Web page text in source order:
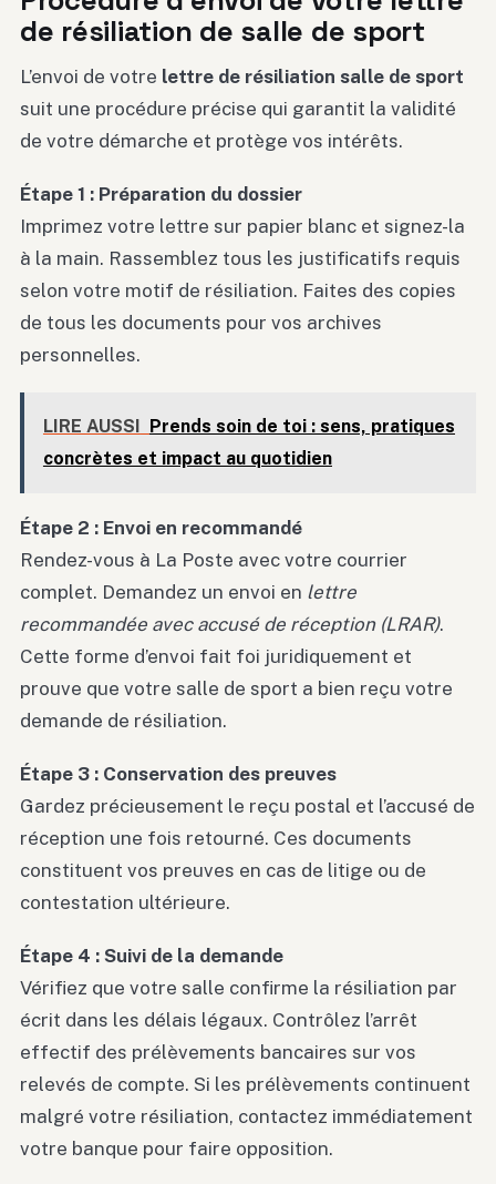
de résiliation de salle de sport
L’envoi de votre lettre de résiliation salle de sport
suit une procédure précise qui garantit la validité
de votre démarche et protège vos intérêts.
Étape 1 : Préparation du dossier
Imprimez votre lettre sur papier blanc et signez-la
à la main. Rassemblez tous les justificatifs requis
selon votre motif de résiliation. Faites des copies
de tous les documents pour vos archives
personnelles.
LIRE AUSSI
Prends soin de toi : sens, pratiques
concrètes et impact au quotidien
Étape 2 : Envoi en recommandé
Rendez-vous à La Poste avec votre courrier
complet. Demandez un envoi en lettre
recommandée avec accusé de réception (LRAR).
Cette forme d’envoi fait foi juridiquement et
prouve que votre salle de sport a bien reçu votre
demande de résiliation.
Étape 3 : Conservation des preuves
Gardez précieusement le reçu postal et l’accusé de
réception une fois retourné. Ces documents
constituent vos preuves en cas de litige ou de
contestation ultérieure.
Étape 4 : Suivi de la demande
Vérifiez que votre salle confirme la résiliation par
écrit dans les délais légaux. Contrôlez l’arrêt
effectif des prélèvements bancaires sur vos
relevés de compte. Si les prélèvements continuent
malgré votre résiliation, contactez immédiatement
votre banque pour faire opposition.